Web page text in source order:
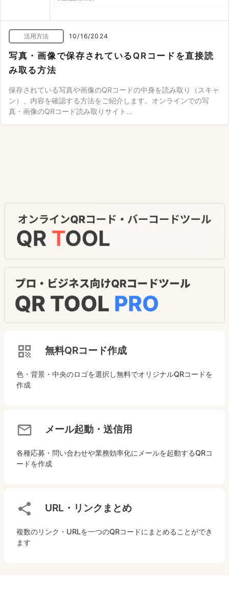
活用方法 10/16/2024
写真・画像で保存されているQRコードを直接読
み取る方法
保存されている写真や画像のQRコードの中身を読み取り（スキャ
ン）、内容を確認する方法をご紹介します。オンラインでの写
真・画像のQRコード読み取りサイト...
無料QRコード作成
色・背景・中央のロゴを選択し無料でオリジナルQRコードを
作成
メール起動・送信用
各種応募・問い合わせや業務効率化にメールを起動するQRコ
ードを作成
URL・リンクまとめ
複数のリンク・URLを一つのQRコードにまとめることができ
ます